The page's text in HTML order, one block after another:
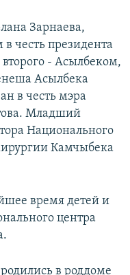
Зарнаева,
честь президента
- Асылбеком,
Асылбека
в честь мэра
Младший
Национального
Камчыбека
время детей и
центра
в роддоме